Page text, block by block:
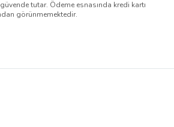
tutar. Ödeme esnasında kredi kartı
görünmemektedir.